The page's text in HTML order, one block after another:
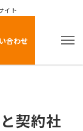
イト
合わせ
契約社